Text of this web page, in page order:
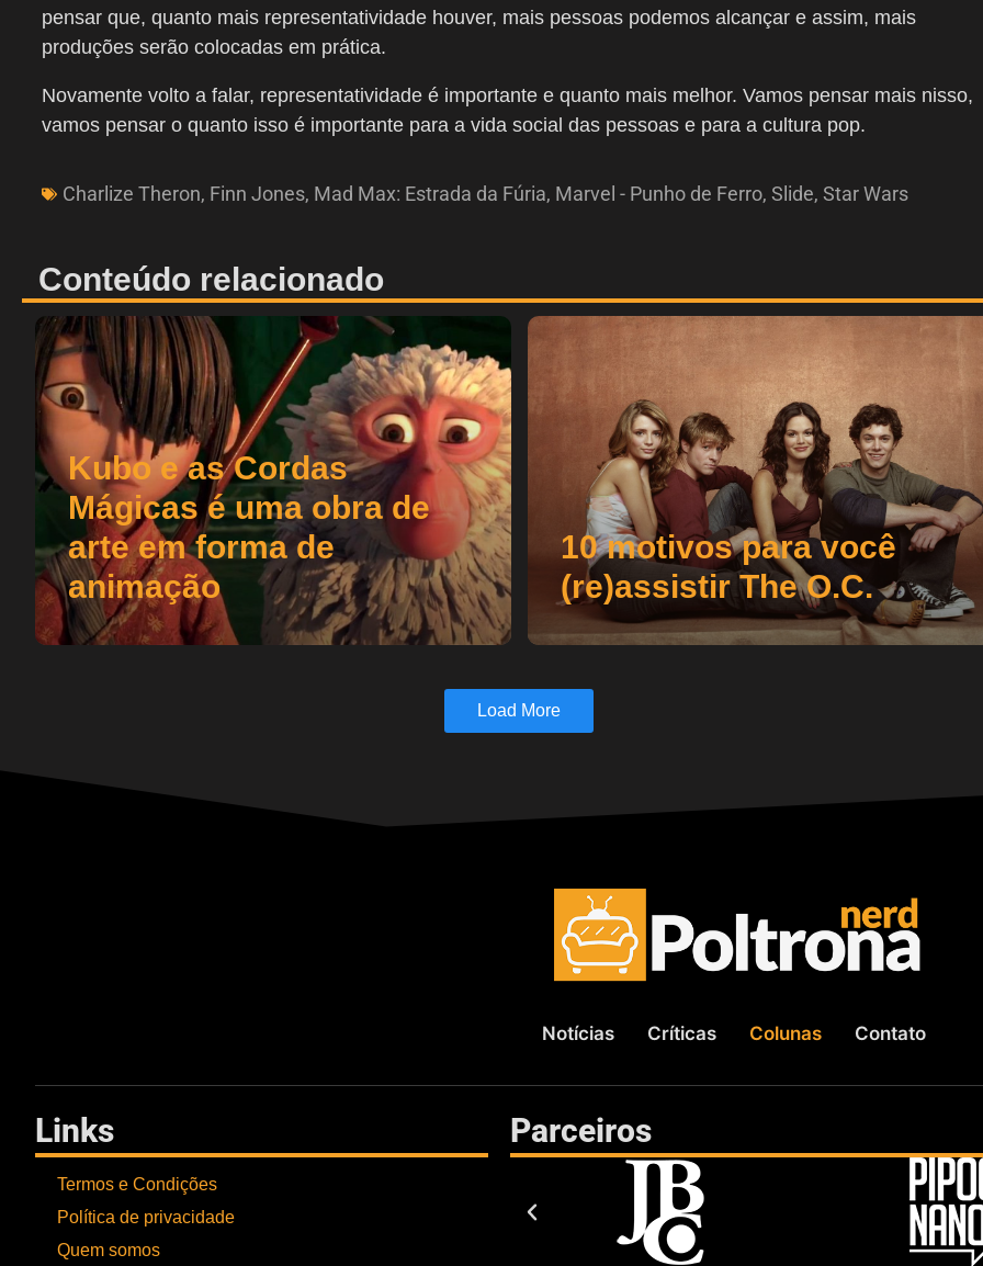
pensar que, quanto mais representatividade houver, mais pessoas podemos alcançar e assim, mais
produções serão colocadas em prática.
Novamente volto a falar, representatividade é importante e quanto mais melhor. Vamos pensar mais nisso,
vamos pensar o quanto isso é importante para a vida social das pessoas e para a cultura pop.
Charlize Theron, Finn Jones, Mad Max: Estrada da Fúria, Marvel - Punho de Ferro, Slide, Star Wars
Conteúdo relacionado
Kubo e as Cordas
Mágicas é uma obra de
arte em forma de
animação
10 motivos para você
(re)assistir The O.C.
Load More
Notícias Críticas Colunas Contato
Links
Termos e Condições
Política de privacidade
Quem somos
Parceiros